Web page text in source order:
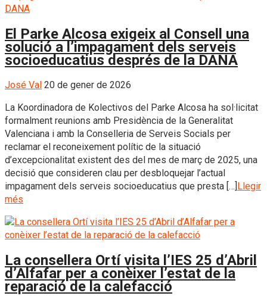
El Parke Alcosa exigeix al Consell una
solució a l’impagament dels serveis
socioeducatius després de la DANA
José Val 20 de gener de 2026
La Koordinadora de Kolectivos del Parke Alcosa ha sol·licitat
formalment reunions amb Presidència de la Generalitat
Valenciana i amb la Conselleria de Serveis Socials per
reclamar el reconeixement polític de la situació
d’excepcionalitat existent des del mes de març de 2025, una
decisió que consideren clau per desbloquejar l’actual
impagament dels serveis socioeducatius que presta […] Llegir
més
La consellera Ortí visita l’IES 25 d’Abril
d’Alfafar per a conèixer l’estat de la
reparació de la calefacció